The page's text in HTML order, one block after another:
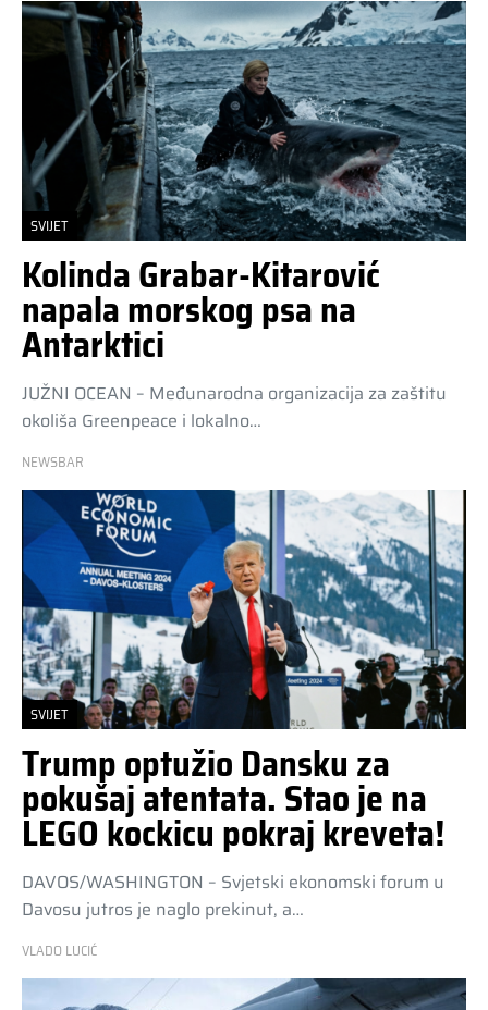
SVIJET
Kolinda Grabar-Kitarović
napala morskog psa na
Antarktici
JUŽNI OCEAN – Međunarodna organizacija za zaštitu
okoliša Greenpeace i lokalno…
NEWSBAR
SVIJET
Trump optužio Dansku za
pokušaj atentata. Stao je na
LEGO kockicu pokraj kreveta!
DAVOS/WASHINGTON – Svjetski ekonomski forum u
Davosu jutros je naglo prekinut, a…
VLADO LUCIĆ